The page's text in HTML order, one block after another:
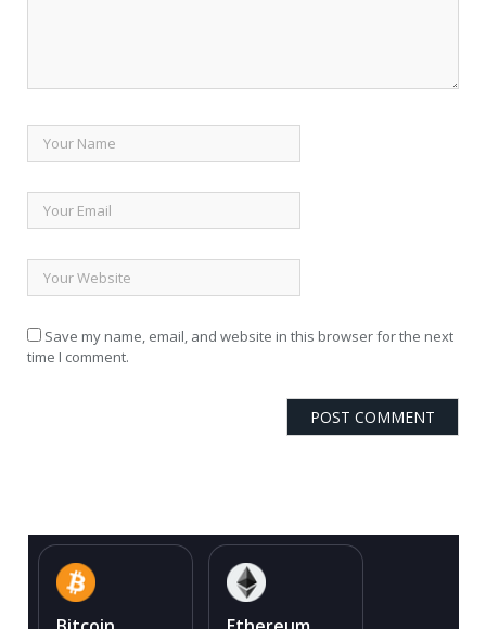
Save my name, email, and website in this browser for the next
time I comment.